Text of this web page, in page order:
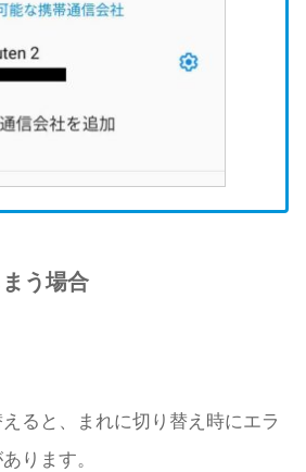
う場合
ると、まれに切り替え時にエラ
ります。